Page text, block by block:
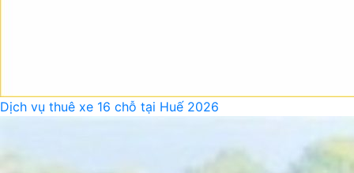
Dịch vụ thuê xe 16 chỗ tại Huế 2026